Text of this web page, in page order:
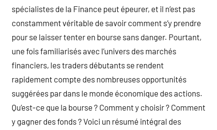
spécialistes de la Finance peut épeurer, et il n’est pas
constamment véritable de savoir comment s’y prendre
pour se laisser tenter en bourse sans danger. Pourtant,
une fois familiarisés avec l’univers des marchés
financiers, les traders débutants se rendent
rapidement compte des nombreuses opportunités
suggérées par dans le monde économique des actions.
Qu’est-ce que la bourse ? Comment y choisir ? Comment
y gagner des fonds ? Voici un résumé intégral des